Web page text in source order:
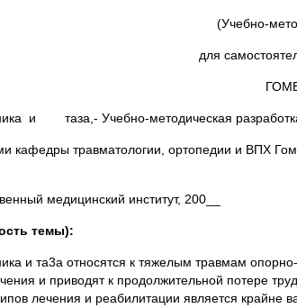
(Учебно-
для
и таза,- Учебно-методическая
кафедры травматологии, ортопедии и ВПХ
медицинский институт, 200__
темы):
и та3а относятся к тяжелым травмам
и приводят к продолжительной потере
лечения и реабилитации является крайне